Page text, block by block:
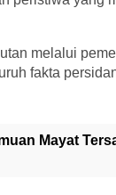
melalui
fakta
Mayat